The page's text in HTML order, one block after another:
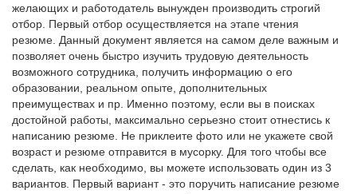
желающих и работодатель вынужден производить строгий
отбор. Первый отбор осуществляется на этапе чтения
резюме. Данный документ является на самом деле важным и
позволяет очень быстро изучить трудовую деятельность
возможного сотрудника, получить информацию о его
образовании, реальном опыте, дополнительных
преимуществах и пр. Именно поэтому, если вы в поисках
достойной работы, максимально серьезно стоит отнестись к
написанию резюме. Не приклеите фото или не укажете свой
возраст и резюме отправится в мусорку. Для того чтобы все
сделать, как необходимо, вы можете использовать один из 3
вариантов. Первый вариант - это поручить написание резюме